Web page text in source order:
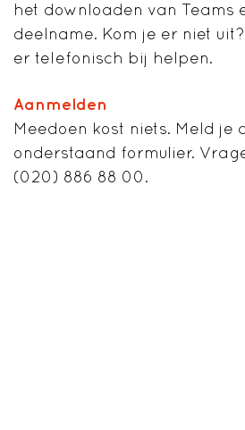
het downloaden van Teams
deelname. Kom je er niet
er telefonisch bij helpen.
Aanmelden
Meedoen kost niets. Meld je
onderstaand formulier.
(020) 886 88 00.